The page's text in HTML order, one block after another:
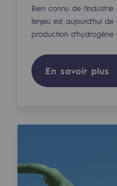
Acteur
Ambition RSE
Responsabilité
Gestion de
Bien connu de
l’enjeu est aujourd’hui
production d’hydrogène
En savoir plus